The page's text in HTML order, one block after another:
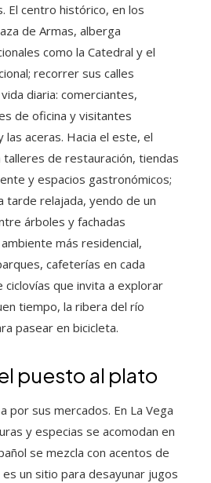
El centro histórico, en los
de Armas, alberga
como la Catedral y el
recorrer sus calles
diaria: comerciantes,
de oficina y visitantes
aceras. Hacia el este, el
talleres de restauración, tiendas
y espacios gastronómicos;
tarde relajada, yendo de un
árboles y fachadas
más residencial,
cafeterías en cada
ciclovías que invita a explorar
tiempo, la ribera del río
pasear en bicicleta.
puesto al plato
por sus mercados. En La Vega
y especias se acomodan en
se mezcla con acentos de
un sitio para desayunar jugos